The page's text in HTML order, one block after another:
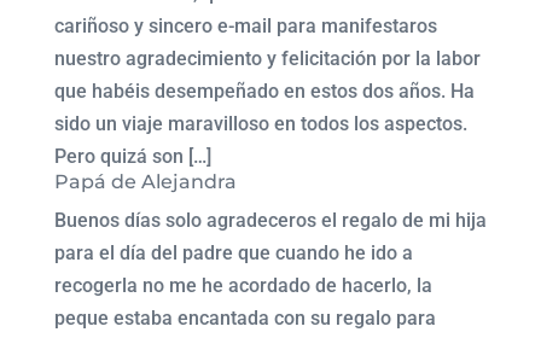
cariñoso y sincero e-mail para manifestaros
nuestro agradecimiento y felicitación por la labor
que habéis desempeñado en estos dos años. Ha
sido un viaje maravilloso en todos los aspectos.
Pero quizá son […]
Papá de Alejandra
Buenos días solo agradeceros el regalo de mi hija
para el día del padre que cuando he ido a
recogerla no me he acordado de hacerlo, la
peque estaba encantada con su regalo para